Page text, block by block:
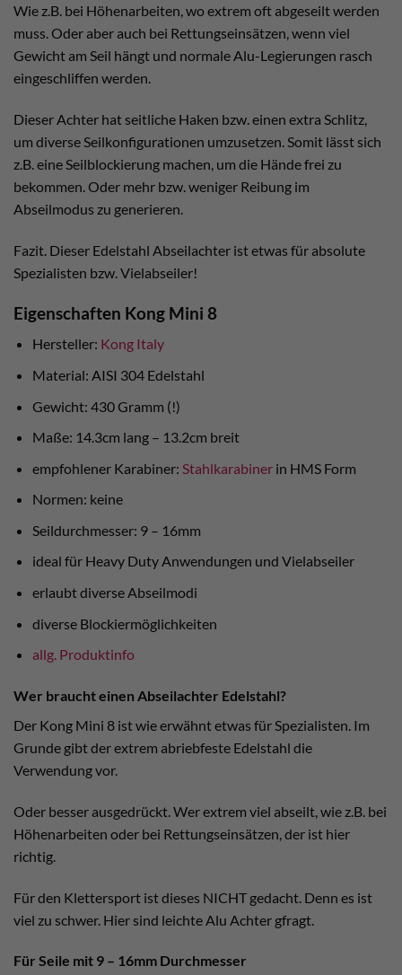
Wie z.B. bei Höhenarbeiten, wo extrem oft abgeseilt werden
muss. Oder aber auch bei Rettungseinsätzen, wenn viel
Gewicht am Seil hängt und normale Alu-Legierungen rasch
eingeschliffen werden.
Dieser Achter hat seitliche Haken bzw. einen extra Schlitz,
um diverse Seilkonfigurationen umzusetzen. Somit lässt sich
z.B. eine Seilblockierung machen, um die Hände frei zu
bekommen. Oder mehr bzw. weniger Reibung im
Abseilmodus zu generieren.
Fazit. Dieser Edelstahl Abseilachter ist etwas für absolute
Spezialisten bzw. Vielabseiler!
Eigenschaften Kong Mini 8
Hersteller: Kong Italy
Material: AISI 304 Edelstahl
Gewicht: 430 Gramm (!)
Maße: 14.3cm lang – 13.2cm breit
empfohlener Karabiner: Stahlkarabinerin HMS Form
Normen: keine
Seildurchmesser: 9 – 16mm
ideal für Heavy Duty Anwendungen und Vielabseiler
erlaubt diverse Abseilmodi
diverse Blockiermöglichkeiten
allg. Produktinfo
Wer braucht einen Abseilachter Edelstahl?
Der Kong Mini 8 ist wie erwähnt etwas für Spezialisten. Im
Grunde gibt der extrem abriebfeste Edelstahl die
Verwendung vor.
Oder besser ausgedrückt. Wer extrem viel abseilt, wie z.B. bei
Höhenarbeiten oder bei Rettungseinsätzen, der ist hier
richtig.
Für den Klettersport ist dieses NICHT gedacht. Denn es ist
viel zu schwer. Hier sind leichte Alu Achter gfragt.
Für Seile mit 9 – 16mm Durchmesser